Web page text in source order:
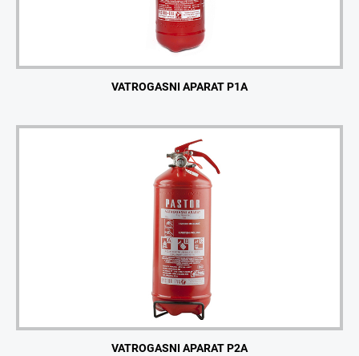
VATROGASNI APARAT P1A
VATROGASNI APARAT P2A